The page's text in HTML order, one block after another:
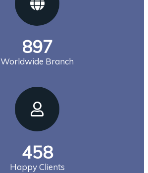
897
Worldwide Branch
458
Happy Clients